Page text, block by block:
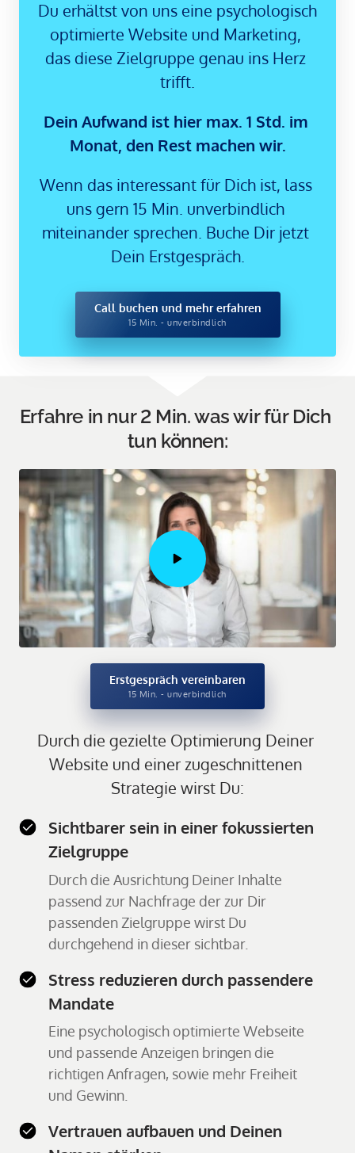
Du erhältst von uns eine psychologisch
optimierte Website und Marketing,
das diese Zielgruppe genau ins Herz
trifft.
Dein Aufwand ist hier max. 1 Std. im
Monat, den Rest machen wir.
Wenn das interessant für Dich ist, lass
uns gern 15 Min. unverbindlich
miteinander sprechen. Buche Dir jetzt
Dein Erstgespräch.
Call buchen und mehr erfahren
15 Min. - unverbindlich
Erfahre in nur 2 Min. was wir für Dich
tun können:
Erstgespräch vereinbaren
15 Min. - unverbindlich
Durch die gezielte Optimierung Deiner
Website und einer zugeschnittenen
Strategie wirst Du:
Sichtbarer sein in einer fokussierten
Zielgruppe
Durch die Ausrichtung Deiner Inhalte
passend zur Nachfrage der zur Dir
passenden Zielgruppe wirst Du
durchgehend in dieser sichtbar.
Stress reduzieren durch passendere
Mandate
Eine psychologisch optimierte Webseite
und passende Anzeigen bringen die
richtigen Anfragen, sowie mehr Freiheit
und Gewinn.
Vertrauen aufbauen und Deinen